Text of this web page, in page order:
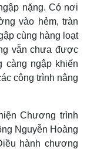
nặng. Có nơi
vào hẻm, tràn
cùng hàng loạt
vẫn chưa được
càng ngập khiến
công trình nâng
Chương trình
Nguyễn Hoàng
hành chương